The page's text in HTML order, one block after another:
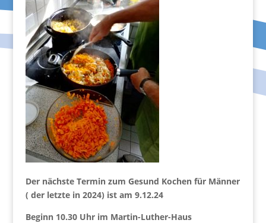
Der nächste Termin zum Gesund Kochen für Männer
( der letzte in 2024) ist am 9.12.24
Beginn 10.30 Uhr im Martin-Luther-Haus